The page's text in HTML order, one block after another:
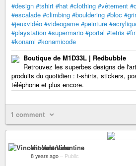
#design #tshirt #hat #clothing #vêtement
#escalade #climbing #bouldering #bloc
#jeuxvidéo #videogame #peinture
#playstation #supermario #portal #tetris
#konami #konamicode
Boutique de M1D33L | Redbubble
Retrouvez les superbes designs de
produits du quotidien : t-shirts, stickers,
téléphone et plus encore.
1 comment
Vincent Valentine
8 years ago – Public